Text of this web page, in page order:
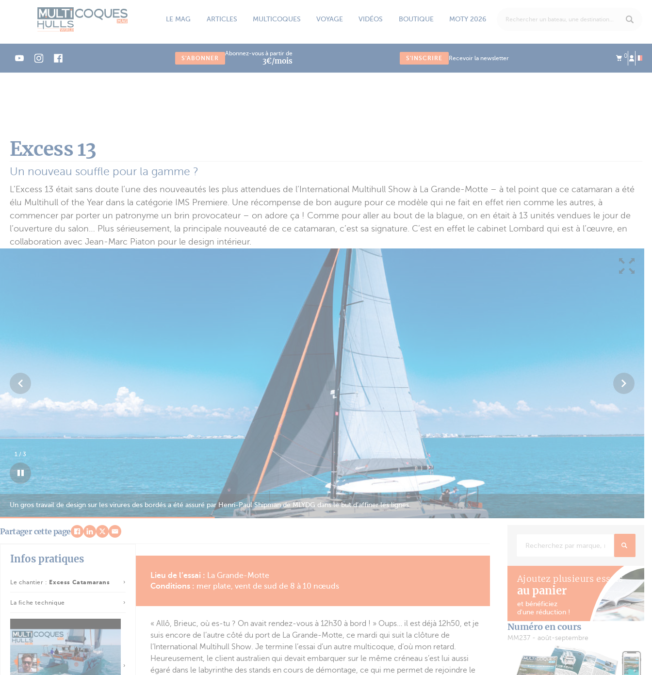
LE MAG ARTICLES MULTICOQUES VOYAGE VIDÉOS BOUTIQUE MOTY 2026
S'ABONNER
Abonnez-vous à partir de
3€/mois S'INSCRIRE Recevoir la newsletter 0
Excess 13
Un nouveau souffle pour la gamme ?
L’Excess 13 était sans doute l’une des nouveautés les plus attendues de l’International Multihull Show à La Grande-Motte – à tel point que ce catamaran a été
élu Multihull of the Year dans la catégorie IMS Premiere. Une récompense de bon augure pour ce modèle qui ne fait en effet rien comme les autres, à
commencer par porter un patronyme un brin provocateur – on adore ça ! Comme pour aller au bout de la blague, on en était à 13 unités vendues le jour de
l’ouverture du salon… Plus sérieusement, la principale nouveauté de ce catamaran, c’est sa signature. C’est en effet le cabinet Lombard qui est à l’œuvre, en
collaboration avec Jean-Marc Piaton pour le design intérieur.
Avec son mât très avancé, l’Excess 13 offre une surface de GV importante ; la quête prononcée permet de garantir une bonne vivacité à la barre.
2 /3
Partager cette page
Infos pratiques
Le chantier : Excess Catamarans
La fiche technique
Lieu de l’essai : La Grande-Motte
Conditions : mer plate, vent de sud de 8 à 10 nœuds
« Allô, Brieuc, où es-tu ? On avait rendez-vous à 12h30 à bord ! » Oups… il est déjà 12h50, et je
suis encore de l’autre côté du port de La Grande-Motte, ce mardi qui suit la clôture de
l’International Multihull Show. Je termine l’essai d’un autre multicoque, d’où mon retard.
Heureusement, le client australien qui devait embarquer sur le même créneau s’est lui aussi
égaré dans le labyrinthe des stands en cours de démontage, ce qui me permet de rejoindre le
Ajoutez plusieurs essais
au panier
et bénéficiez
d'une réduction !
Numéro en cours
MM237 - août-septembre
Panneau de gestion des cookies